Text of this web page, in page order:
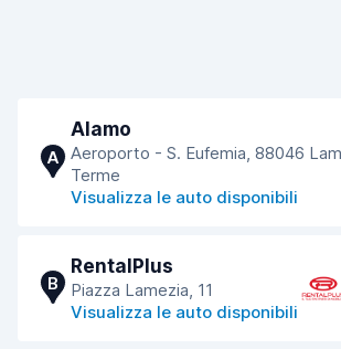
A
Alamo
Aeroporto - S. Eufemia, 88046
Terme
Visualizza le auto disponibili
B
RentalPlus
Piazza Lamezia, 11
Visualizza le auto disponibili